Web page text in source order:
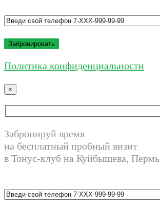
Политика конфиденциальности
×
Забронируй время
на бесплатный пробный визит
в Тонус-клуб на Куйбышева, Пермь